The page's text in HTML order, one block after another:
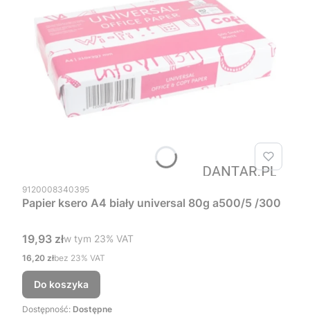
Kod produktu
9120008340395
Papier ksero A4 biały universal 80g a500/5 /300
Cena brutto
19,93 złw tym %s VAT
w tym 23% VAT
Cena netto
16,20 złbez 23% VAT
Do koszyka
Dostępność: Dostępne